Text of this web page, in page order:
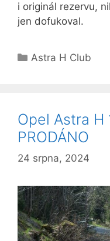
i originál rezervu,
jen dofukoval.
Rubriky
Astra H Club
Opel Astra H
PRODÁNO
24 srpna, 2024